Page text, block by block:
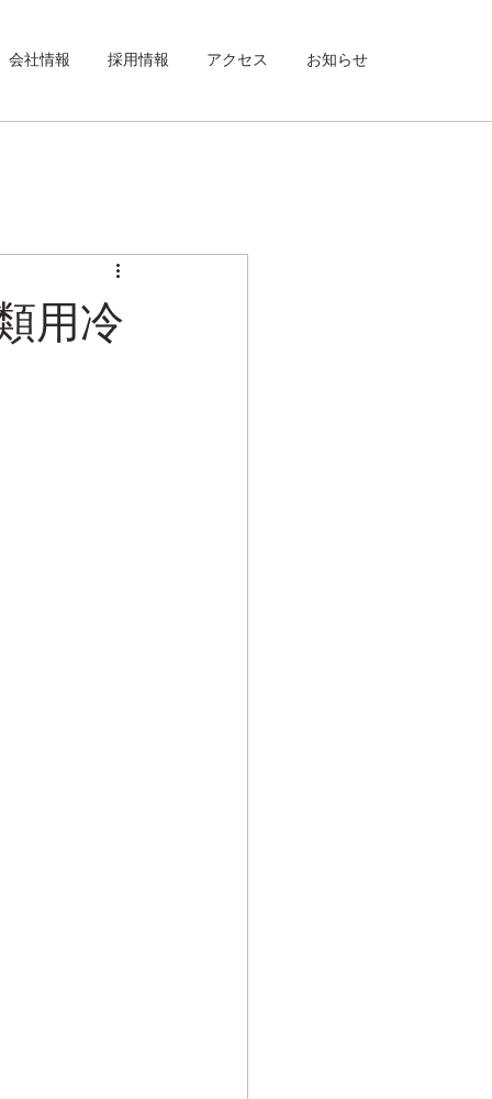
会社情報 採用情報 アクセス お知らせ
用冷